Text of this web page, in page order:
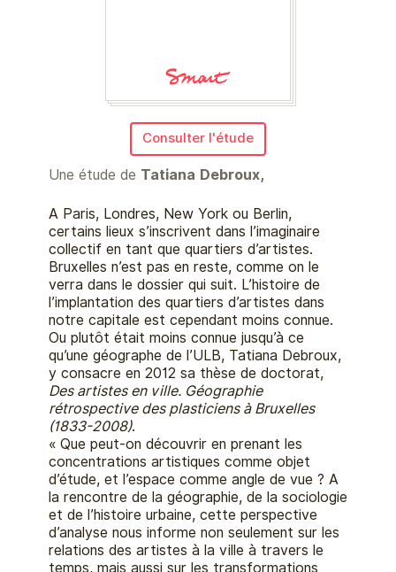
Consulter l'étude
Une étude de Tatiana Debroux,
A Paris, Londres, New York ou Berlin,
certains lieux s’inscrivent dans l’imaginaire
collectif en tant que quartiers d’artistes.
Bruxelles n’est pas en reste, comme on le
verra dans le dossier qui suit. L’histoire de
l’implantation des quartiers d’artistes dans
notre capitale est cependant moins connue.
Ou plutôt était moins connue jusqu’à ce
qu’une géographe de l’ULB, Tatiana Debroux,
y consacre en 2012 sa thèse de doctorat,
Des artistes en ville. Géographie
rétrospective des plasticiens à Bruxelles
(1833-2008).
« Que peut-on découvrir en prenant les
concentrations artistiques comme objet
d’étude, et l’espace comme angle de vue ? A
la rencontre de la géographie, de la sociologie
et de l’histoire urbaine, cette perspective
d’analyse nous informe non seulement sur les
relations des artistes à la ville à travers le
temps, mais aussi sur les transformations